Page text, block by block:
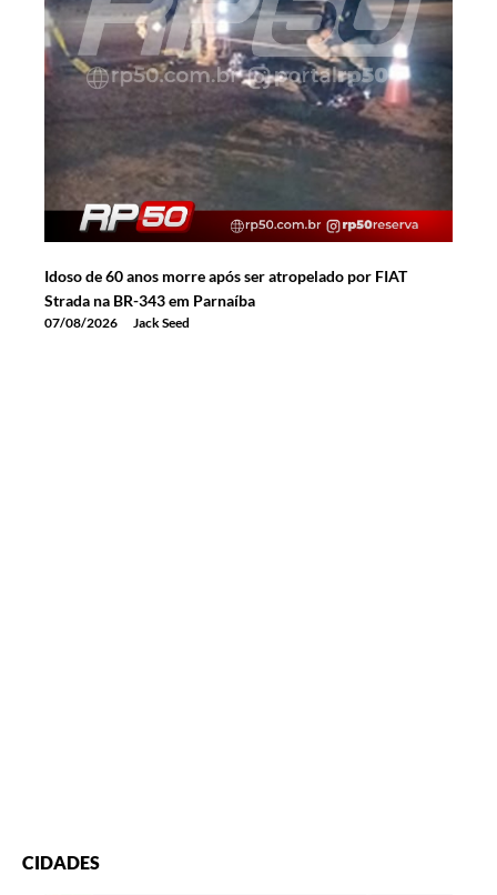
Idoso de 60 anos morre após ser atropelado por FIAT
Strada na BR-343 em Parnaíba
07/08/2026 Jack Seed
CIDADES